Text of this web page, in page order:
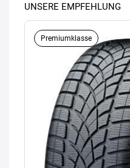
UNSERE EMPFEHLUNG
Premiumklasse